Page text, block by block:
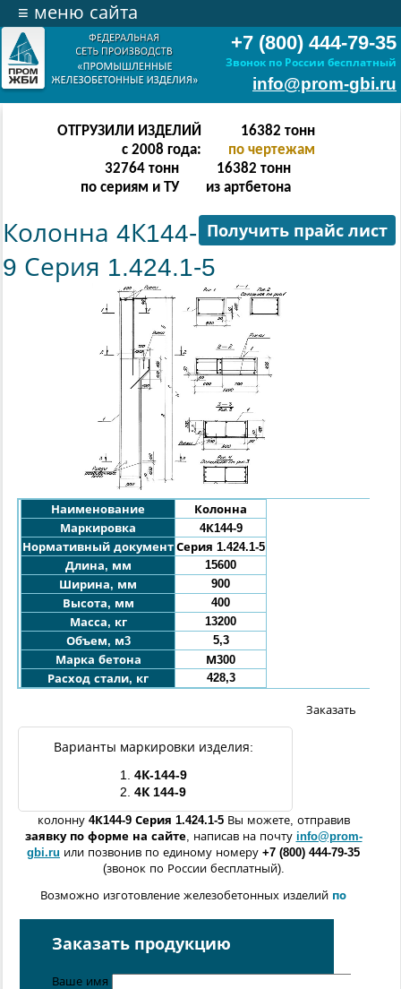
+7 (800) 444-79-35
Звонок по России бесплатный
info@prom-gbi.ru
≡ меню сайта
ОТГРУЗИЛИ ИЗДЕЛИЙ
с 2008 года:
32766 тонн
по чертежам
65532 тонн
по сериям и ТУ
32766 тонн
из артбетона
Получить прайс лист
Колонна 4К144-
9 Серия 1.424.1-5
Наименование
Колонна
Маркировка
4К144-9
Нормативный документ Серия 1.424.1-5
Длина, мм
15600
Ширина, мм
900
Высота, мм
400
Масса, кг
13200
Объем, м3
5,3
Марка бетона
М300
Расход стали, кг
428,3
Варианты маркировки изделия:
1.
4К-144-9
2. 4К 144-9
Заказать
колонну 4К144-9 Серия 1.424.1-5 Вы можете, отправив
заявку по форме на сайте, написав на почту info@prom-
gbi.ru или позвонив по единому номеру +7 (800) 444-79-35
(звонок по России бесплатный).
Возможно изготовление железобетонных изделий по
Поставка осуществляется с производственных площадок,
Санкт-Петербурге
Хабаровске,Ростове-на-Дону,Екатеринбурге,
Заказать продукцию
Ваше имя